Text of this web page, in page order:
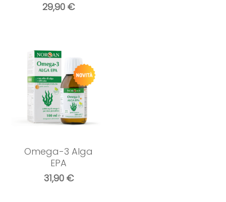
29,90€
Omega-3 Alga
EPA
31,90 €